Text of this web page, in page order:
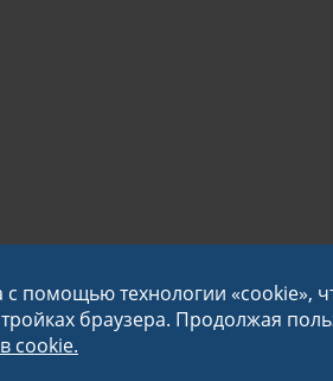
с помощью технологии «cookie»,
браузера. Продолжая
cookie.